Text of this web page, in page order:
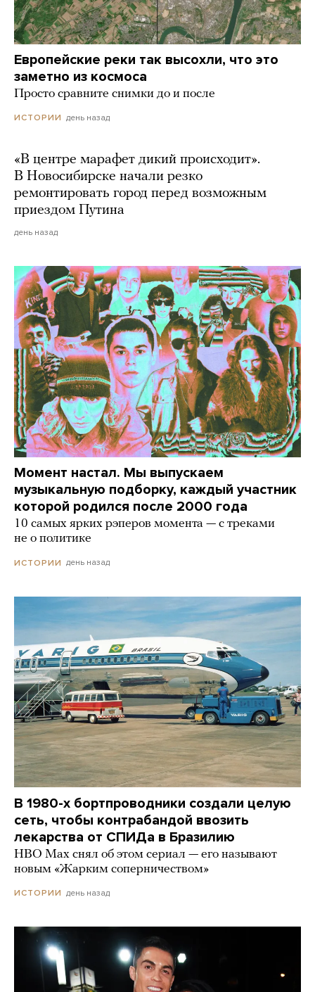
Европейские реки так высохли, что это
заметно из космоса
Просто сравните снимки до и после
ИСТОРИИ день назад
«В центре марафет дикий происходит».
В Новосибирске начали резко
ремонтировать город перед возможным
приездом Путина
день назад
Момент настал. Мы выпускаем
музыкальную подборку, каждый участник
которой родился после 2000 года
10 самых ярких рэперов момента — с треками
не о политике
ИСТОРИИ день назад
В 1980-х бортпроводники создали целую
сеть, чтобы контрабандой ввозить
лекарства от СПИДа в Бразилию
HBO Max снял об этом сериал — его называют
новым «Жарким соперничеством»
ИСТОРИИ день назад